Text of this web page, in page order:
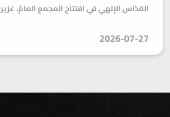
القدّاس الإلهي في افتتاح المجمع العامّ، غزير
2026-07-27